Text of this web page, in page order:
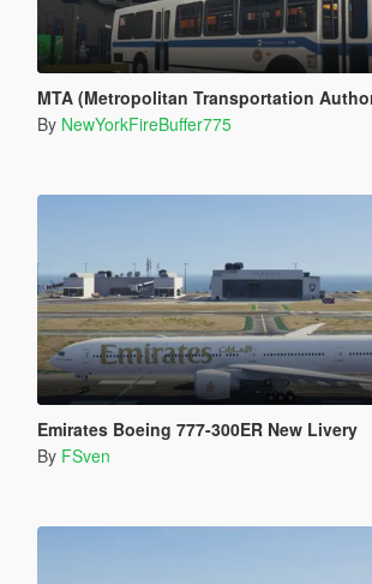
MTA (Metropolitan Transportation Authority)
By NewYorkFireBuffer775
Emirates Boeing 777-300ER New Livery
By FSven